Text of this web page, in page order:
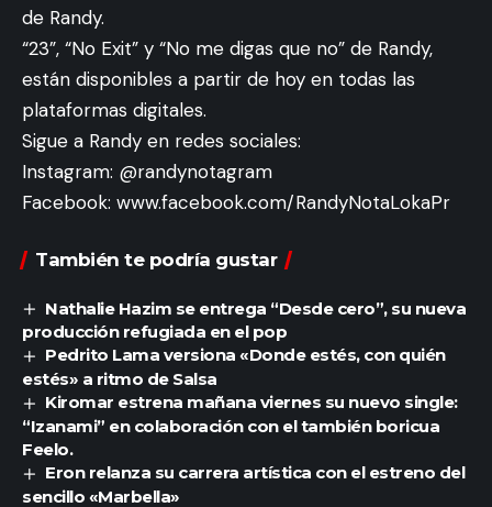
de Randy.
“23”, “No Exit” y “No me digas que no” de Randy,
están disponibles a partir de hoy en todas las
plataformas digitales.
Sigue a Randy en redes sociales:
Instagram: @randynotagram
Facebook: www.facebook.com/RandyNotaLokaPr
También te podría gustar
Nathalie Hazim se entrega “Desde cero”, su nueva
producción refugiada en el pop
Pedrito Lama versiona «Donde estés, con quién
estés» a ritmo de Salsa
Kiromar estrena mañana viernes su nuevo single:
“Izanami” en colaboración con el también boricua
Feelo.
Eron relanza su carrera artística con el estreno del
sencillo «Marbella»